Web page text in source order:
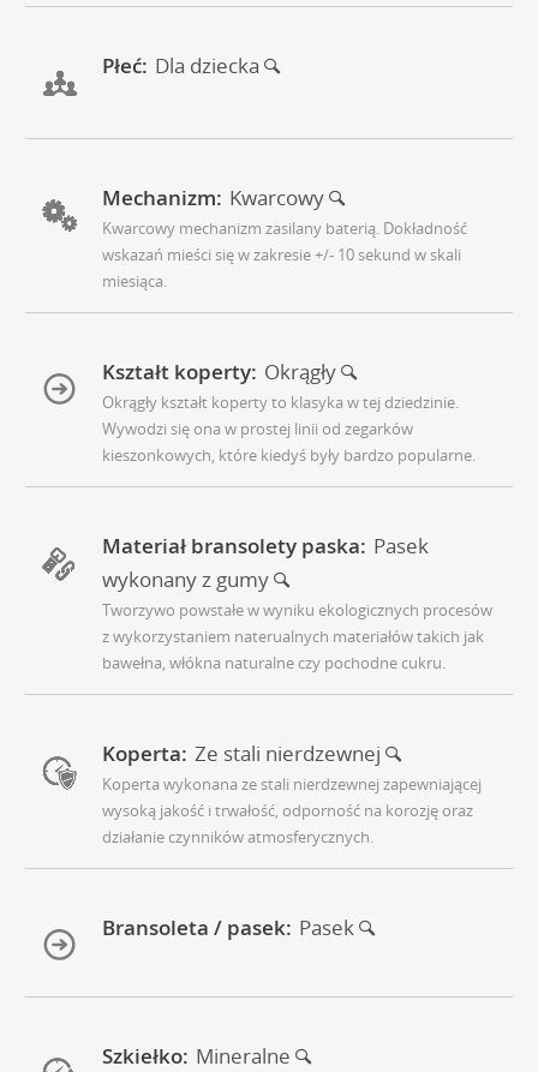
Płeć: Dla dziecka
Mechanizm: Kwarcowy
Kwarcowy mechanizm zasilany baterią. Dokładność
wskazań mieści się w zakresie +/- 10 sekund w skali
miesiąca.
Kształt koperty: Okrągły
Okrągły kształt koperty to klasyka w tej dziedzinie.
Wywodzi się ona w prostej linii od zegarków
kieszonkowych, które kiedyś były bardzo popularne.
Materiał bransolety paska: Pasek
wykonany z gumy
Tworzywo powstałe w wyniku ekologicznych procesów
z wykorzystaniem naterualnych materiałów takich jak
bawełna, włókna naturalne czy pochodne cukru.
Koperta: Ze stali nierdzewnej
Koperta wykonana ze stali nierdzewnej zapewniającej
wysoką jakość i trwałość, odporność na korozję oraz
działanie czynników atmosferycznych.
Bransoleta / pasek: Pasek
Szkiełko: Mineralne